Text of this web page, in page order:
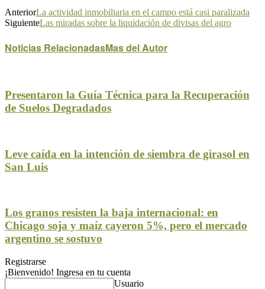
AnteriorLa actividad inmobiliaria en el campo está casi paralizada
SiguienteLas miradas sobre la liquidación de divisas del agro
Noticias RelacionadasMas del Autor
Presentaron la Guía Técnica para la Recuperación
de Suelos Degradados
Leve caída en la intención de siembra de girasol en
San Luis
Los granos resisten la baja internacional: en
Chicago soja y maíz cayeron 5%, pero el mercado
argentino se sostuvo
Registrarse
¡Bienvenido! Ingresa en tu cuenta
Usuario